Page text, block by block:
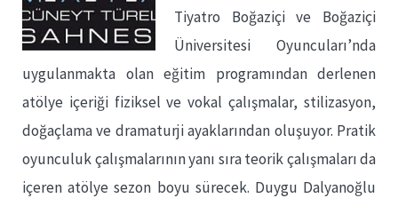
Tiyatro Boğaziçi ve Boğaziçi
Üniversitesi Oyuncuları’nda
uygulanmakta olan eğitim programından derlenen
atölye içeriği fiziksel ve vokal çalışmalar, stilizasyon,
doğaçlama ve dramaturji ayaklarından oluşuyor. Pratik
oyunculuk çalışmalarının yanı sıra teorik çalışmaları da
içeren atölye sezon boyu sürecek. Duygu Dalyanoğlu